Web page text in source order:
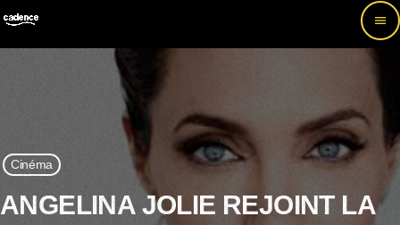
menu
Cinéma
ANGELINA JOLIE REJOINT LA